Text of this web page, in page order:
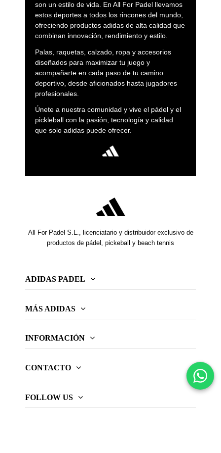
son un estilo de vida. En All For Padel llevamos
estos deportes a todos los rincones del mundo,
ofreciendo productos adidas de alta calidad que
combinan innovación, rendimiento y estilo.
Palas, raquetas, calzado, ropa y accesorios
diseñados para maximizar tu juego y
acompañarte en cada paso de tu camino
deportivo, desde aficionados hasta jugadores
profesionales.
Únete a nuestra comunidad y vive el pádel y el
pickleball con la pasión, tecnología y calidad
que solo adidas puede ofrecer.
All For Padel S.L., licenciatario y distribuidor exclusivo de
productos de pádel, pickeball y beach tennis
ADIDAS PADEL
MÁS ADIDAS
INFORMACIÓN
CONTACTO
FOLLOW US